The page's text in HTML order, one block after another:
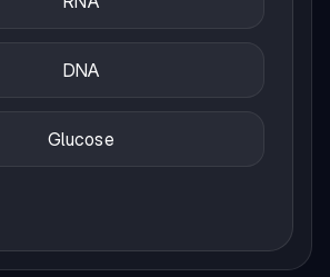
DNA
Glucose